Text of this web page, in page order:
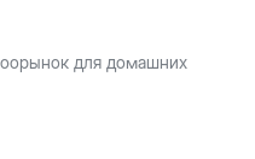
для домашних